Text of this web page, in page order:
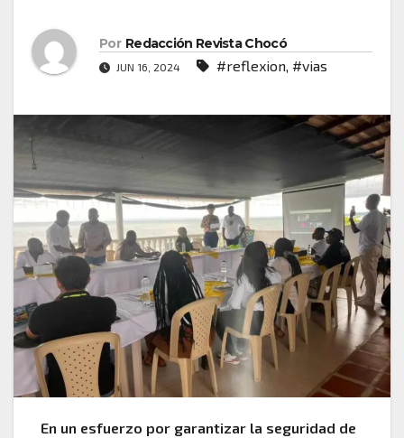
Por Redacción Revista Chocó
JUN 16, 2024 #reflexion, #vias
En un esfuerzo por garantizar la seguridad de